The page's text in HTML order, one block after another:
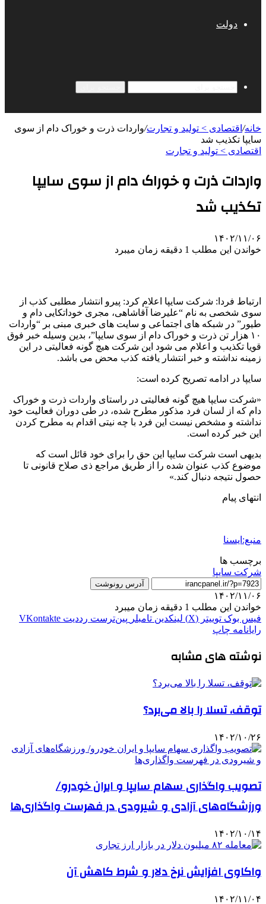
دولت
خانه/ اقتصادی > تولید و تجارت/واردات ذرت و خوراک دام از سوی
سایپا تکذیب شد
اقتصادی > تولید و تجارت
واردات ذرت و خوراک دام از سوی سایپا
تکذیب شد
۱۴۰۲/۱۱/۰۶
خواندن این مطلب 1 دقیقه زمان میبرد
ارتباط فردا: شرکت سایپا اعلام کرد: پیرو انتشار مطلبی کذب از
سوی شخصی به نام “علیرضا آقاشاهی،‌ مجری خوداتکایی دام و
طیور” در شبکه های اجتماعی و سایت های خبری مبنی بر “واردات
۱۰ هزار تن ذرت و خوراک دام از سوی سایپا”، بدین وسیله خبر فوق
قویا تکذیب و اعلام می شود این شرکت هیچ گونه فعالیتی در این
زمینه نداشته و خبر انتشار یافته کذب محض می باشد.
سایپا در ادامه تصریح کرده است:
«شرکت سایپا هیچ گونه فعالیتی در راستای واردات ذرت و خوراک
دام که از لسان فرد مذکور مطرح شده، در طی دوران فعالیت خود
نداشته و مشخص نیست این فرد با چه نیتی اقدام به مطرح کردن
این خبر کرده است.
بدیهی است شرکت سایپا این حق را برای خود قائل است که
موضوع کذب عنوان شده را از طریق مراجع ذی صلاح قانونی تا
حصول نتیجه دنبال کند.»
انتهای پیام
منبع:ایسنا
برچسب ها
شرکت سایپا
آدرس رونوشت
۱۴۰۲/۱۱/۰۶
خواندن این مطلب 1 دقیقه زمان میبرد
فیس بوک توییتر (X) لینکدین ‫تامبلر ‫پین‌ترست ‫رددیت ‫VKontakte
رایانامه چاپ
نوشته های مشابه
توقف، تسلا را بالا می‌برد؟
۱۴۰۲/۱۰/۲۶
تصویب واگذاری سهام سایپا و ایران خودرو/
ورزشگاه‌های آزادی و شیرودی در فهرست واگذاری‌ها
۱۴۰۲/۱۰/۱۴
واکاوی افزایش نرخ دلار و شرط کاهش آن
۱۴۰۲/۱۱/۰۴